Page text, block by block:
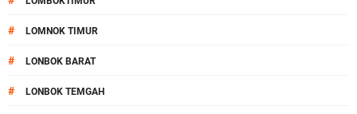
# LOMNOK TIMUR
# LONBOK BARAT
# LONBOK TEMGAH